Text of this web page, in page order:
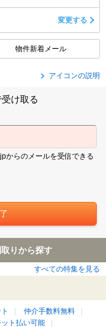
変更する
物件新着メール
アイコンの説明
け取る
からのメールを受信できる
りから探す
すべての特集を見る
仲介手数料無料
ト払い可能